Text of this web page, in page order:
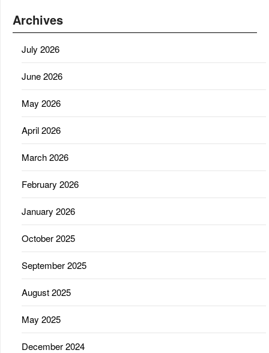
Archives
July 2026
June 2026
May 2026
April 2026
March 2026
February 2026
January 2026
October 2025
September 2025
August 2025
May 2025
December 2024